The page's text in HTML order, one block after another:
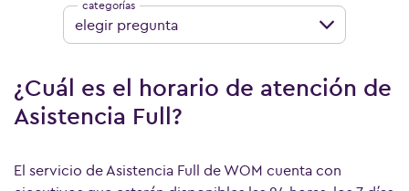
¿Cuál es el horario de atención de
Asistencia Full?
El servicio de Asistencia Full de WOM cuenta con
elegir pregunta